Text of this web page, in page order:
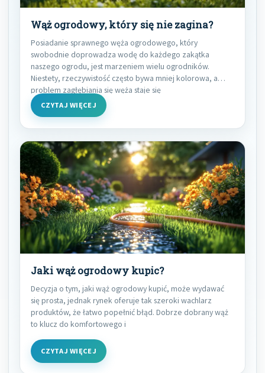
Wąż ogrodowy, który się nie zagina?
Posiadanie sprawnego węża ogrodowego, który
swobodnie doprowadza wodę do każdego zakątka
naszego ogrodu, jest marzeniem wielu ogrodników.
Niestety, rzeczywistość często bywa mniej kolorowa, a
problem zagłębiania się węża staje się
CZYTAJ WIĘCEJ
Jaki wąż ogrodowy kupic?
Decyzja o tym, jaki wąż ogrodowy kupić, może wydawać
się prosta, jednak rynek oferuje tak szeroki wachlarz
produktów, że łatwo popełnić błąd. Dobrze dobrany wąż
to klucz do komfortowego i
CZYTAJ WIĘCEJ